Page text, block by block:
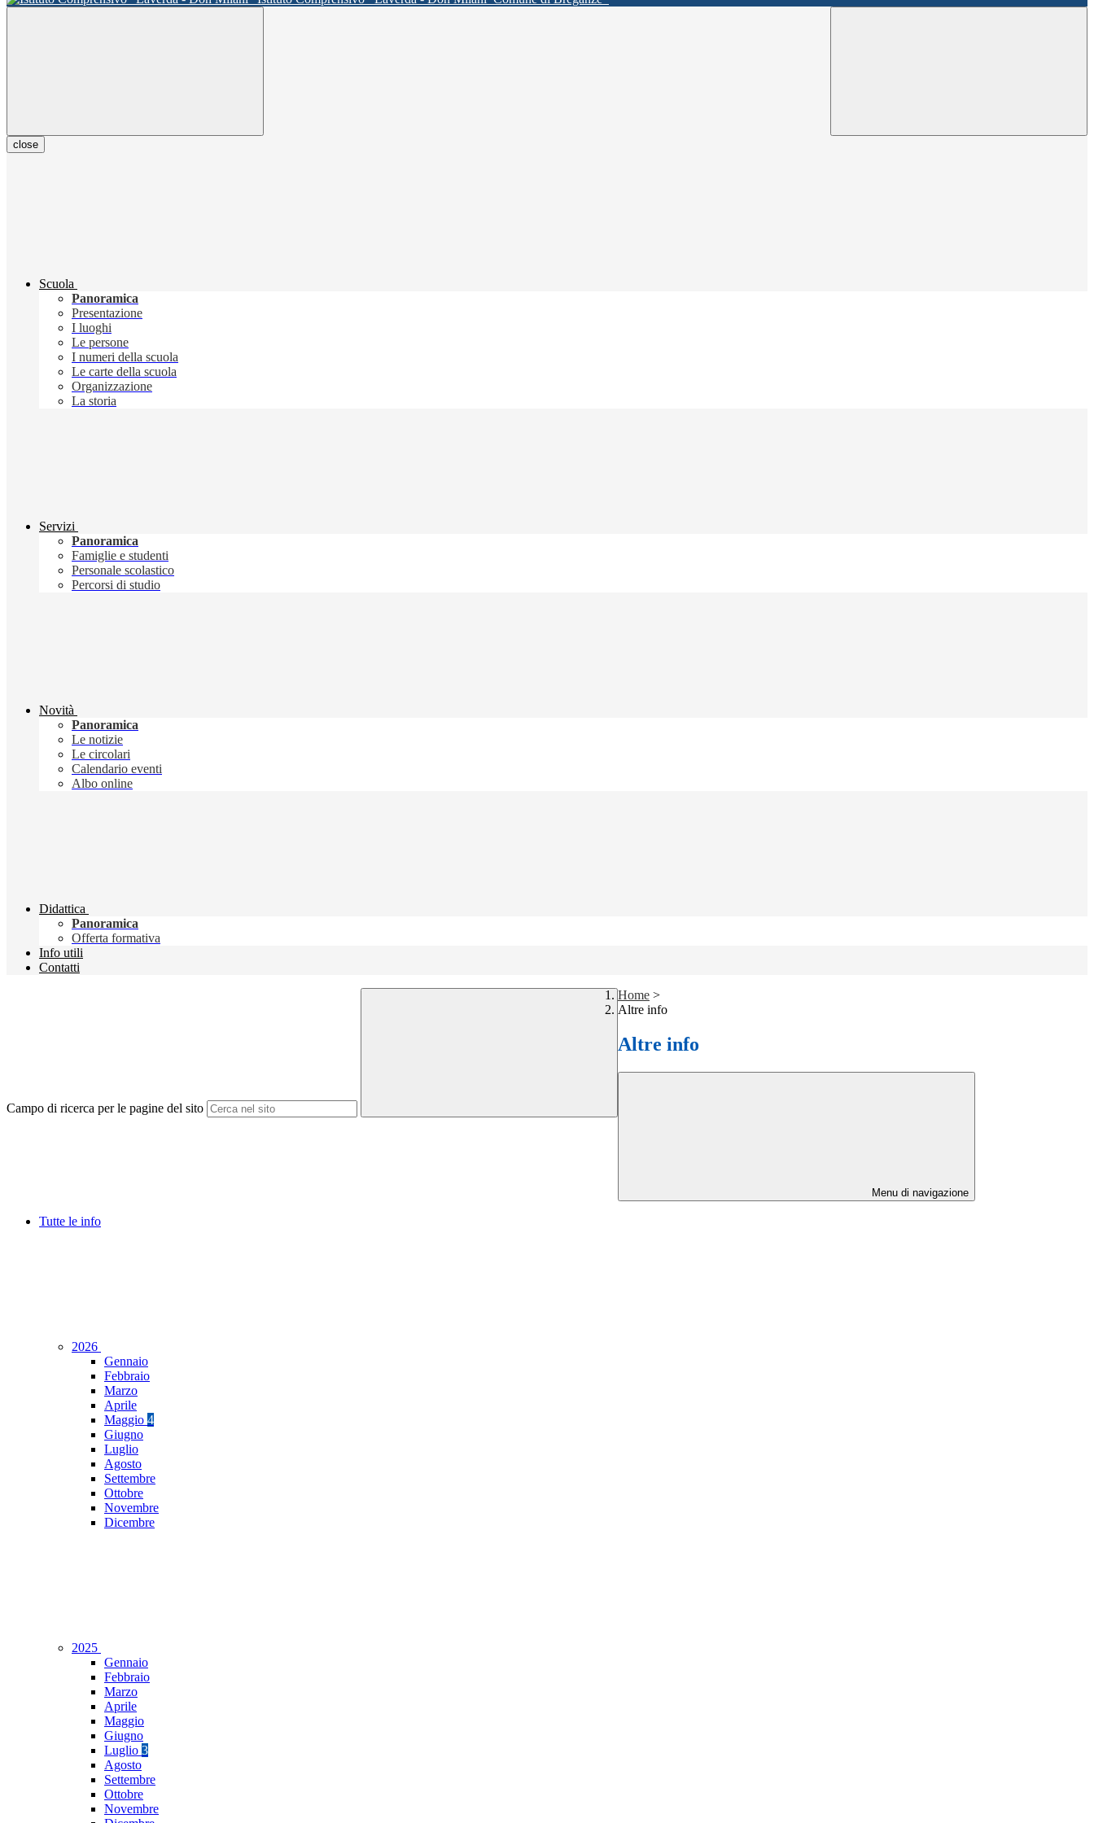
close
Scuola
Panoramica
Presentazione
I luoghi
Le persone
I numeri della scuola
Le carte della scuola
Organizzazione
La storia
Servizi
Panoramica
Famiglie e studenti
Personale scolastico
Percorsi di studio
Novità
Panoramica
Le notizie
Le circolari
Calendario eventi
Albo online
Didattica
Panoramica
Offerta formativa
Info utili
Contatti
Campo di ricerca per le pagine del sito
Home >
Altre info
Altre info
Menu di navigazione
Tutte le info
2026
Gennaio
Febbraio
Marzo
Aprile
Maggio 4
Giugno
Luglio
Agosto
Settembre
Ottobre
Novembre
Dicembre
2025
Gennaio
Febbraio
Marzo
Aprile
Maggio
Giugno
Luglio 3
Agosto
Settembre
Ottobre
Novembre